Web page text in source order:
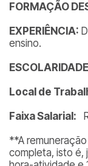
FORMAÇÃO
EXPERIÊNCIA:
ensino.
Local de
Faixa Salarial:
**A
completa, isto é,